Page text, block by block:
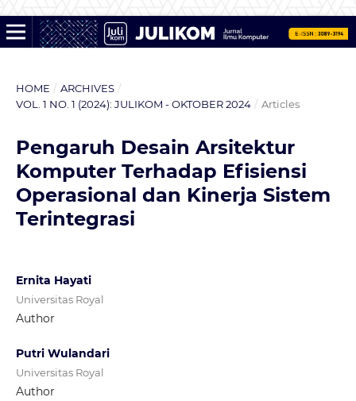
HOME / ARCHIVES /
VOL. 1 NO. 1 (2024): JULIKOM - OKTOBER 2024 / Articles
Pengaruh Desain Arsitektur
Komputer Terhadap Efisiensi
Operasional dan Kinerja Sistem
Terintegrasi
Ernita Hayati
Universitas Royal
Author
Putri Wulandari
Universitas Royal
Author